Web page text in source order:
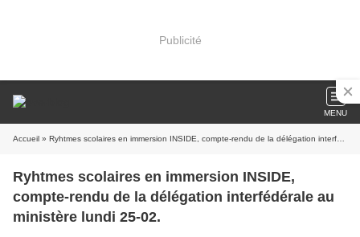
Publicité
MENU
Accueil » Ryhtmes scolaires en immersion INSIDE, compte-rendu de la délégation interfédérale au ministère lundi 25-02.
Ryhtmes scolaires en immersion INSIDE,
compte-rendu de la délégation interfédérale au
ministère lundi 25-02.